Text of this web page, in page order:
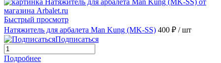
Быстрый просмотр
Натяжитель для арбалета Man Kung (MK-SS) 400 ₽ / шт
Подписаться
Подробнее